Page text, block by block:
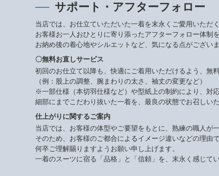
サポート・アフターフォロー
当店では、お仕立ていただいた一着を末永くご愛用いただく
お客様お一人おひとりに寄り添ったアフターフォロー体制
お納め後の着心地やシルエットなど、気になる点がござい
〇無料お直しサービス
初回のお仕立て以降も、快適にご着用いただけるよう、無
（例：股上の調整、腕まわりの太さ、袖丈の変更など）
※一部仕様（本切羽仕様など）や型紙上の制約により、対
細部にまでこだわり抜いた一着を、最良の状態でお召しい
仕上がりに関するご案内
当店では、お客様の体型やご要望をもとに、熟練の職人が
そのため、お客様のご都合によるイメージ違いなどの理由
何卒ご理解賜りますようお願い申し上げます。
一着のスーツに宿る「品格」と「信頼」を、末永く感じて